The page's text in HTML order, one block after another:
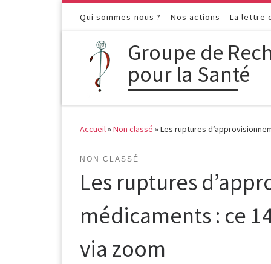
Passer au contenuQui sommes-nous ? Nos actions La lettre
Groupe de
pour la Santé
Accueil»Non classé »Les ruptures
NON CLASSÉ
Les ruptures
médicaments : ce
via zoom